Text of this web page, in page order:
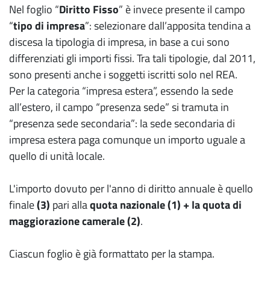
Nel foglio “Diritto Fisso” è invece presente il campo
“tipo di impresa”: selezionare dall’apposita tendina a
discesa la tipologia di impresa, in base a cui sono
differenziati gli importi fissi. Tra tali tipologie, dal 2011,
sono presenti anche i soggetti iscritti solo nel REA.
Per la categoria “impresa estera”, essendo la sede
all’estero, il campo “presenza sede” si tramuta in
“presenza sede secondaria”: la sede secondaria di
impresa estera paga comunque un importo uguale a
quello di unità locale.
L'importo dovuto per l'anno di diritto annuale è quello
finale(3) pari allaquota nazionale (1) + la quota di
maggiorazione camerale (2).
Ciascun foglio è già formattato per la stampa.